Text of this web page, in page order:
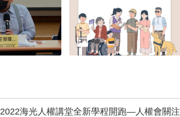
2022海光人權講堂全新學程開跑—人權會關